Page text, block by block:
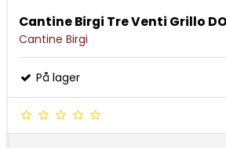
Cantine Birgi Tre Venti Grillo
Cantine Birgi
På lager